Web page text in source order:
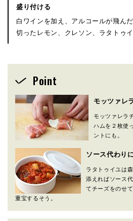
盛り付ける
白ワインを加え、アルコールが飛ん
切ったレモン、クレソン、ラタトゥイ
Point
モッツァレ
モッツァレラ
ハムを２枚使
ントにも。
ソース代わり
ラタトゥイユは
添えればソース
てチーズをのせ
重宝するそう。